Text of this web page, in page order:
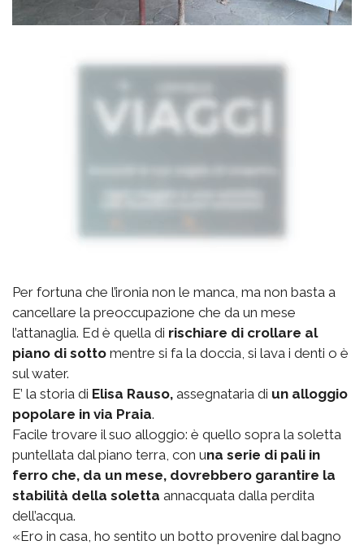
Per fortuna che l’ironia non le manca, ma non basta a
cancellare la preoccupazione che da un mese
l’attanaglia. Ed è quella di rischiare di crollare al
piano di sotto mentre si fa la doccia, si lava i denti o è
sul water.
E’ la storia di Elisa Rauso, assegnataria di un alloggio
popolare in via Praia.
Facile trovare il suo alloggio: è quello sopra la soletta
puntellata dal piano terra, con una serie di pali in
ferro che, da un mese, dovrebbero garantire la
stabilità della soletta annacquata dalla perdita
dell’acqua.
«Ero in casa, ho sentito un botto provenire dal bagno